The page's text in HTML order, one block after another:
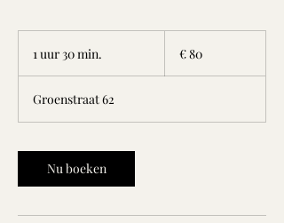
1 uur 30 min.
3
0
i
n
.
€ 80
Groenstraat 62
Nu boeken